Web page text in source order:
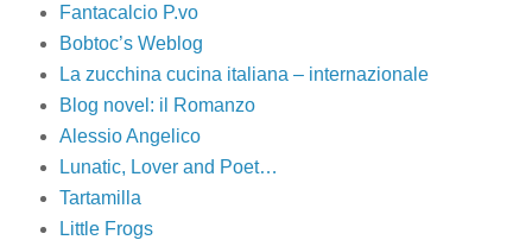
Fantacalcio P.vo
Bobtoc’s Weblog
La zucchina cucina italiana – internazionale
Blog novel: il Romanzo
Alessio Angelico
Lunatic, Lover and Poet…
Tartamilla
Little Frogs